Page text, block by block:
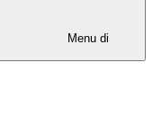
Menu di